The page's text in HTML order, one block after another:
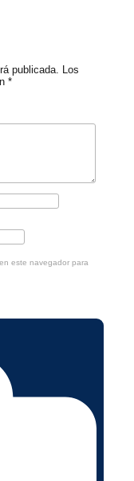
publicada.
Los
*
este navegador para